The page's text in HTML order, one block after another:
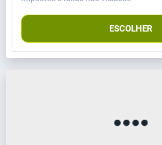
ESCOLHER